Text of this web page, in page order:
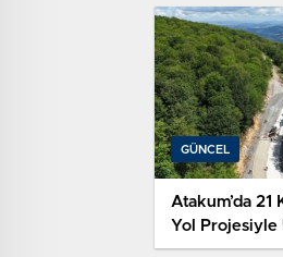
GÜNCEL
Atakum’da
Yol Projesiyle
Dönem